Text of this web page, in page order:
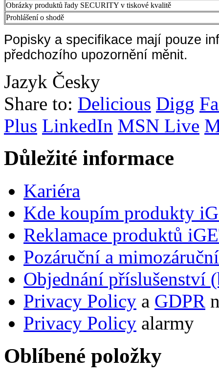
Obrázky produktů řady SECURITY v tiskové kvalitě
Prohlášení o shodě
Popisky a specifikace mají pouze
předchozího upozornění měnit.
Jazyk Česky
Share to: Delicious Digg
Plus LinkedIn MSN Live
Důležité informace
Kariéra
Kde koupím produkty
Reklamace produktů
Pozáruční a
Objednání příslušenství
Privacy Policy a GDPR
Privacy Policy alarmy
Oblíbené položky